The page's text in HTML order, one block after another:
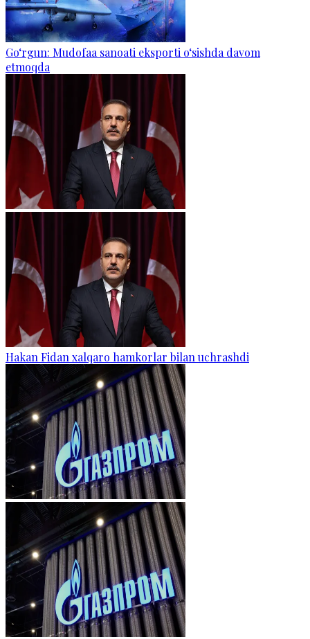
Go‘rgun: Mudofaa sanoati eksporti o‘sishda davom
etmoqda
Hakan Fidan xalqaro hamkorlar bilan uchrashdi